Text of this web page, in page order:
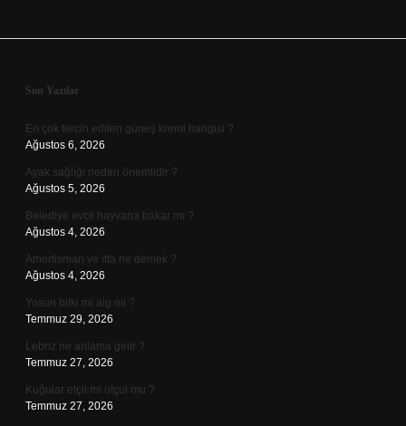
Sidebar
Son Yazılar
En çok tercih edilen güneş kremi hangisi ?
Ağustos 6, 2026
Ayak sağlığı neden önemlidir ?
Ağustos 5, 2026
Belediye evcil hayvana bakar mı ?
Ağustos 4, 2026
Amortisman ve itfa ne demek ?
Ağustos 4, 2026
Yosun bitki mi alg mi ?
Temmuz 29, 2026
Lebriz ne anlama gelir ?
Temmuz 27, 2026
Kuğular etçil mi otçul mu ?
Temmuz 27, 2026